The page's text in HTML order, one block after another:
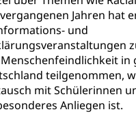
Jahren hat
und
in
teilgenommen,
mit Schülerinnen
Anliegen ist.